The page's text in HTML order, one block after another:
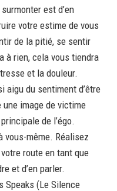
est d’en
votre estime de vous
de la pitié, se sentir
à rien, cela vous tiendra
et la douleur.
aigu du sentiment d’être
image de victime
de l’égo.
vous-même. Réalisez
route en tant que
et d’en parler.
Speaks (Le Silence